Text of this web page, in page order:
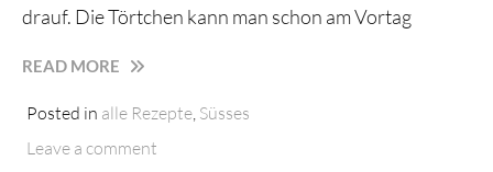
drauf. Die Törtchen kann man schon am Vortag
READ MORE
SÜSSES Z
EIERTAG: M
ÖRTCHEN M
Posted in alle Rezepte Süsses
Leave a comment